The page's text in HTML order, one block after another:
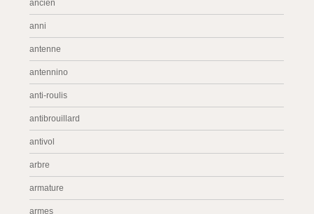
ancien
anni
antenne
antennino
anti-roulis
antibrouillard
antivol
arbre
armature
armes